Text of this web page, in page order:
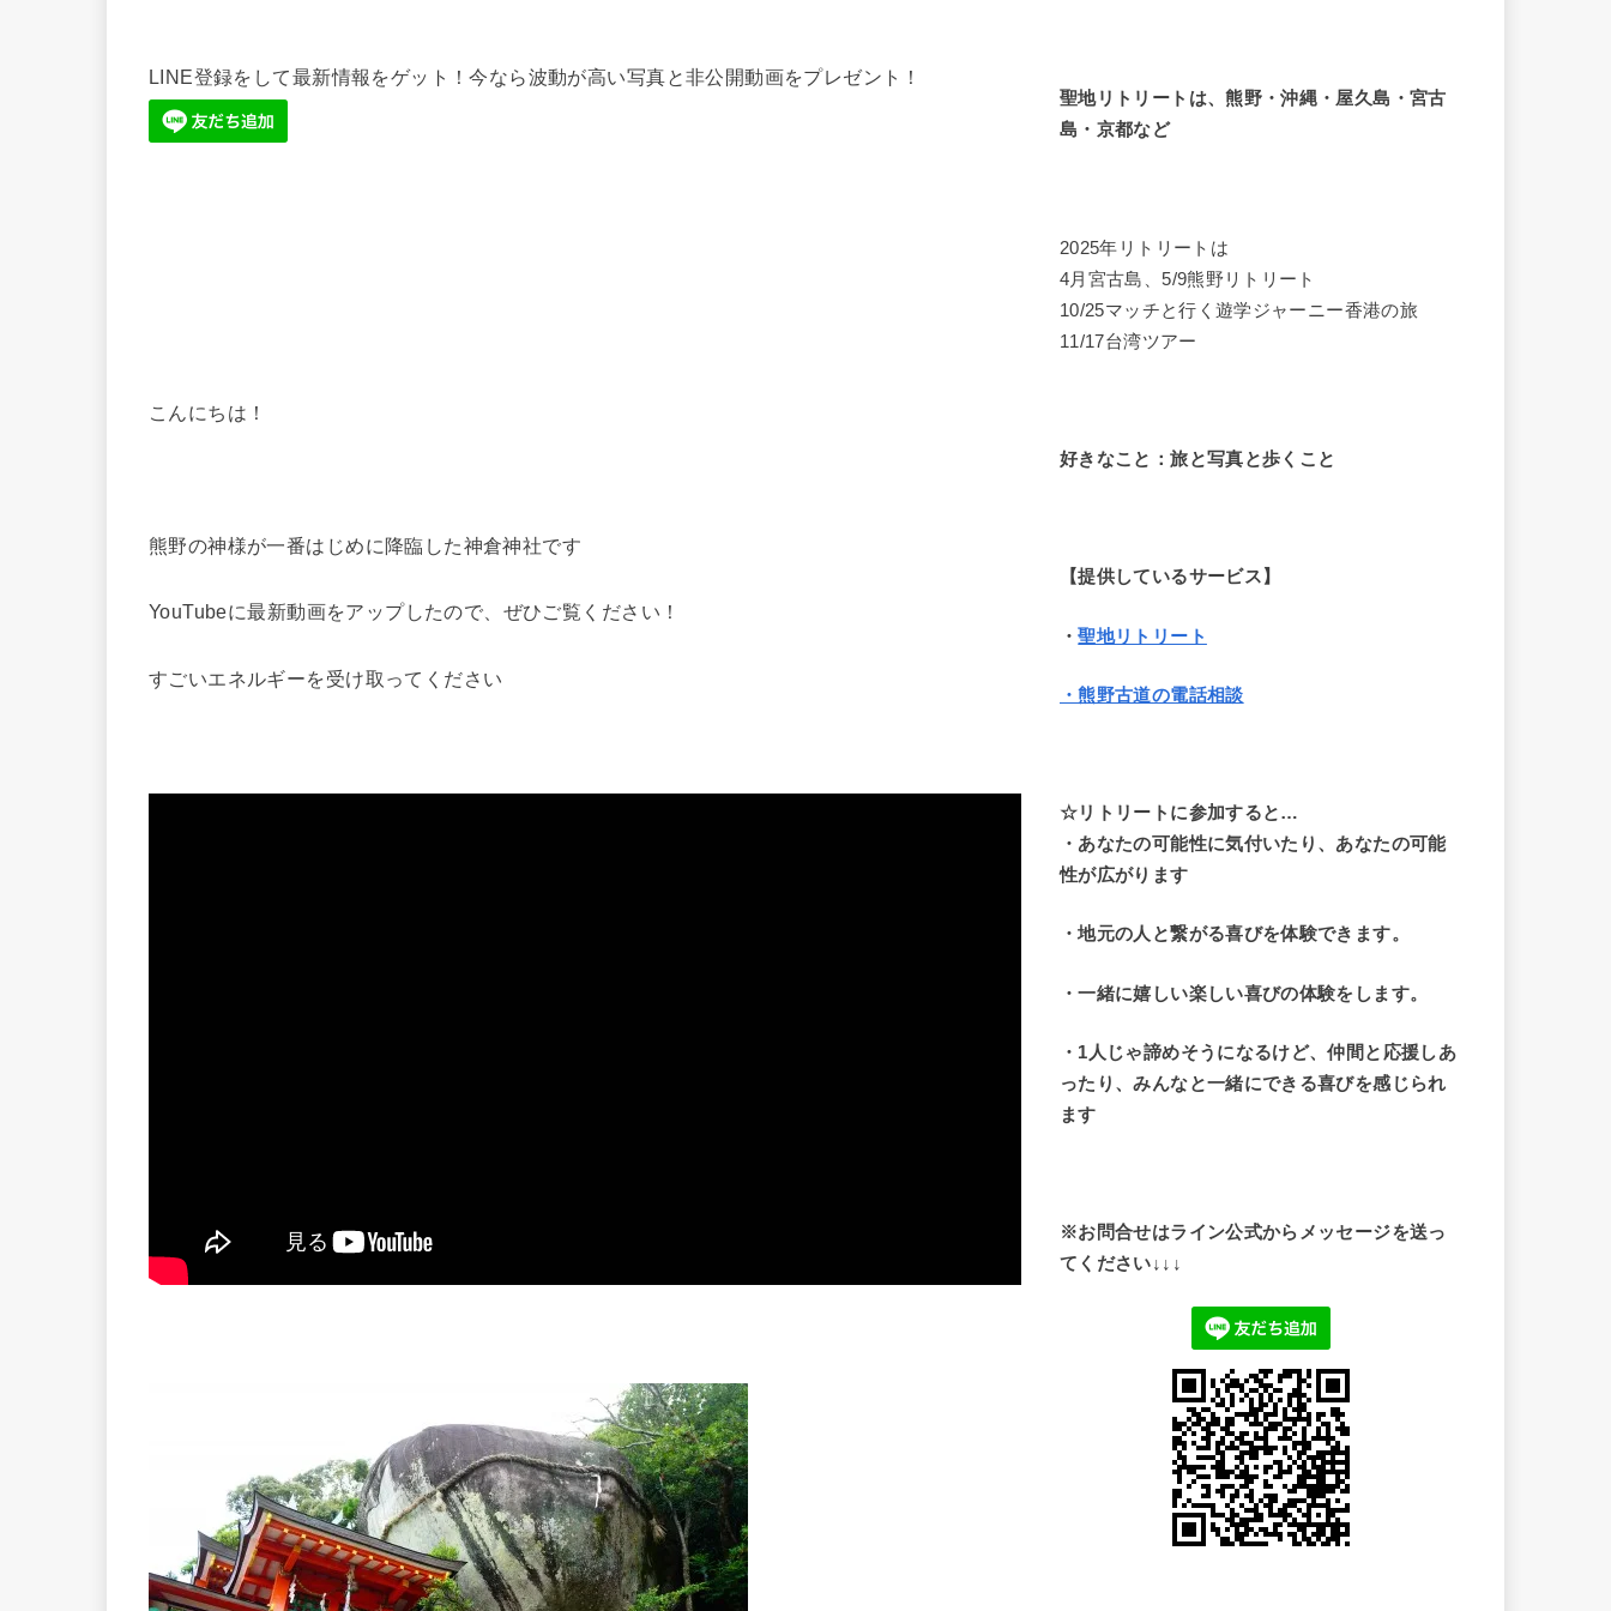
LINE登録をして最新情報をゲット！今なら波動が高い写真と非公開動画をプレゼント！
こんにちは！
熊野の神様が一番はじめに降臨した神倉神社です
YouTubeに最新動画をアップしたので、ぜひご覧ください！
すごいエネルギーを受け取ってください
聖地リトリートは、熊野・沖縄・屋久島・宮古
島・京都など
2025年リトリートは
4月宮古島、5/9熊野リトリート
10/25マッチと行く遊学ジャーニー香港の旅
11/17台湾ツアー
好きなこと：旅と写真と歩くこと
【提供しているサービス】
・聖地リトリート
・熊野古道の電話相談
☆リトリートに参加すると…
・ あなたの可能性に気付いたり、あなたの可能
性が広がります
・地元の人と繋がる喜びを体験できます。
・一緒に嬉しい楽しい喜びの体験をします。
・1人じゃ諦めそうになるけど、仲間と応援しあ
ったり、みんなと一緒にできる喜びを感じられ
ます
※お問合せはライン公式からメッセージを送っ
てください↓↓↓